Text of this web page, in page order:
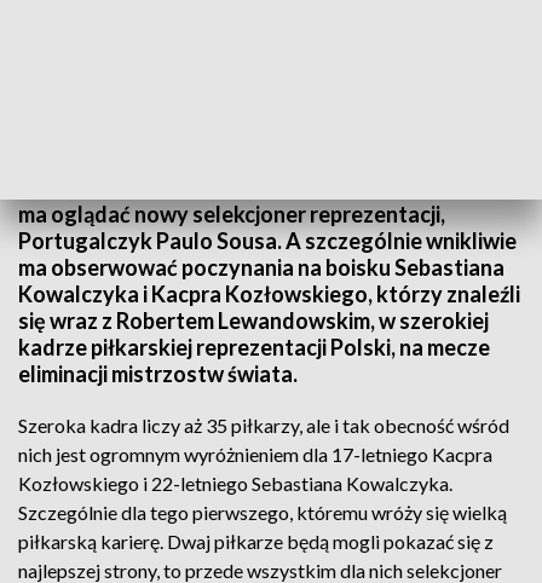
ma oglądać nowy selekcjoner reprezentacji,
Portugalczyk Paulo Sousa. A szczególnie wnikliwie
ma obserwować poczynania na boisku Sebastiana
Kowalczyka i Kacpra Kozłowskiego, którzy znaleźli
się wraz z Robertem Lewandowskim, w szerokiej
kadrze piłkarskiej reprezentacji Polski, na mecze
eliminacji mistrzostw świata.
Szeroka kadra liczy aż 35 piłkarzy, ale i tak obecność wśród
nich jest ogromnym wyróżnieniem dla 17-letniego Kacpra
Kozłowskiego i 22-letniego Sebastiana Kowalczyka.
Szczególnie dla tego pierwszego, któremu wróży się wielką
piłkarską karierę. Dwaj piłkarze będą mogli pokazać się z
najlepszej strony, to przede wszystkim dla nich selekcjoner